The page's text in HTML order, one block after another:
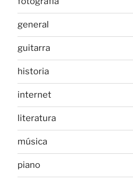
general
guitarra
historia
internet
literatura
música
piano